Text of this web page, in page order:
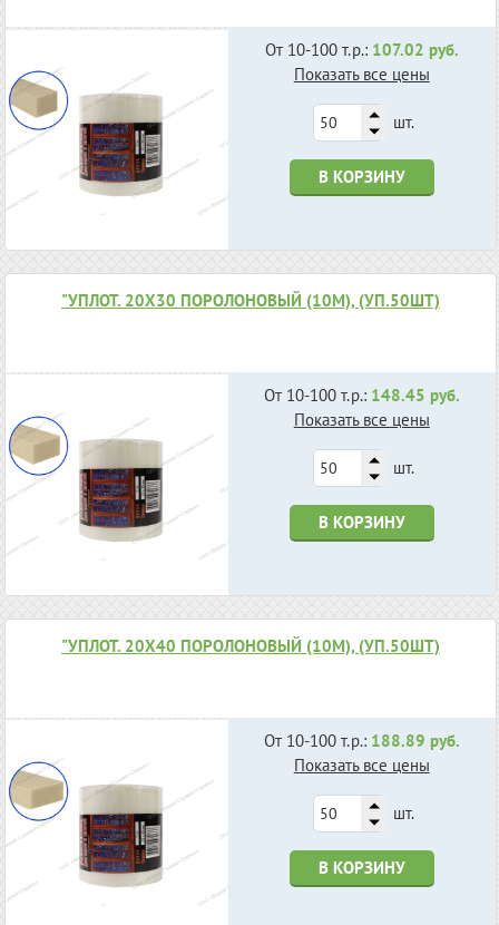
От 10-100 т.р.: 107.02 руб.
Показать все цены
шт.
В КОРЗИНУ
"УПЛОТ. 20Х30 ПОРОЛОНОВЫЙ (10М), (УП.50ШТ)
От 10-100 т.р.: 148.45 руб.
Показать все цены
шт.
В КОРЗИНУ
"УПЛОТ. 20Х40 ПОРОЛОНОВЫЙ (10М), (УП.50ШТ)
От 10-100 т.р.: 188.89 руб.
Показать все цены
шт.
В КОРЗИНУ